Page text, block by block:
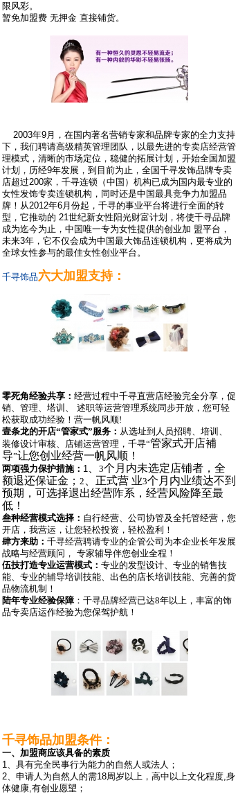
限风彩。
暂免加盟费 无押金 直接铺货。
2003年9月，在国内著名营销专家和品牌专家的全力支持
下，我们聘请高级精英管理团队，以最先进的专卖店经营管
理模式，清晰的市场定位，稳健的拓展计划，开始全国加盟
计划，历经9年发展，到目前为止，全国千寻发饰品牌专卖
店超过200家，千寻连锁（中国）机构已成为国内最专业的
女性发饰专卖连锁机构，同时还是中国最具竞争力加盟品
牌！从2012年6月份起，千寻的事业平台将进行全面的转
型，它推动的 21世纪新女性阳光财富计划，将使千寻品牌
成为迄今为止，中国唯一专为女性提供的创业加 盟平台，
未来3年，它不仅会成为中国最大饰品连锁机构，更将成为
全球女性参与的最佳女性创业平台。
千寻饰品六大加盟支持：
零死角经验共享： 经营过程中千寻直营店经验完全分享，促
销、管理、塔训、 述职等运营管理系统同步开放，您可轻
松获取成功经验！营一帆风顺!
壹条龙的开店“管家式”服务： 从选址到人员招聘、培训、
装修设计审核、店铺运营管理，千寻“管家式开店補
导”让您创业经营一帆风顺！
两项强力保护措施： 1 3个月内未选定店铺者，全
额退还保证金； 2 、正式营 业3个月内业绩达不到
预期，可选择退出经营阼系，经营风险降至最
低！
叁种经营模式选择： 自行经营、公司协管及全托管经营，您
开店，我营运，让您轻松投资，轻松盈利！
肆方来助： 千寻经营聘请专业的企管公司为本企业长年发展
战略与经营顾问， 专家辅导伴您创业全程！
伍技打造专业运营模式： 专业的发型设计、专业的销售技
能、专业的辅导培训技能、出色的店长培训技能、完善的货
品物流机制！
陆年专业经验保障 ：千寻品牌经营已达8年以上，丰富的饰
品专卖店运作经验为您保驾护航！
千寻饰品加盟条件：
一、加盟商应该具备的素质
1、具有完全民事行为能力的自然人或法人；
2、申请人为自然人的需18周岁以上，高中以上文化程度,身
体健康,有创业愿望；